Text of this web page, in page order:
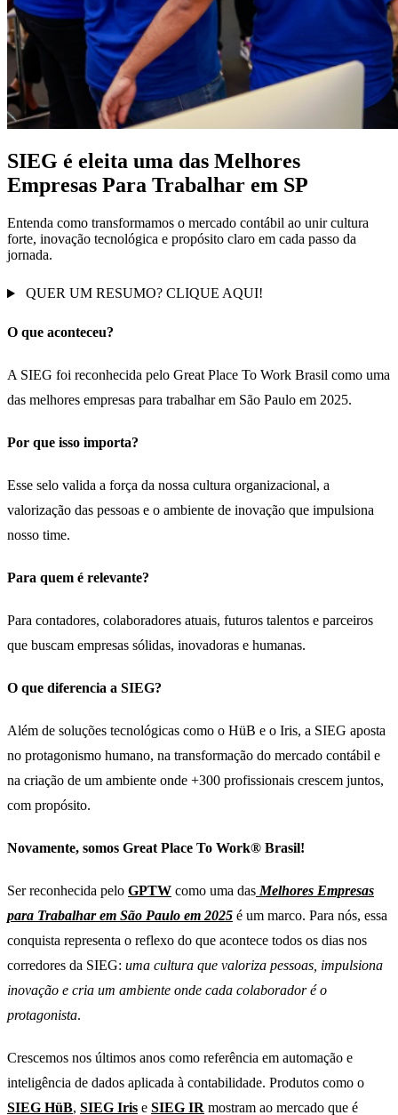
SIEG é eleita uma das Melhores
Empresas Para Trabalhar em SP
Entenda como transformamos o mercado contábil ao unir cultura
forte, inovação tecnológica e propósito claro em cada passo da
jornada.
QUER UM RESUMO? CLIQUE AQUI!
O que aconteceu?
A SIEG foi reconhecida pelo Great Place To Work Brasil como uma
das melhores empresas para trabalhar em São Paulo em 2025.
Por que isso importa?
Esse selo valida a força da nossa cultura organizacional, a
valorização das pessoas e o ambiente de inovação que impulsiona
nosso time.
Para quem é relevante?
Para contadores, colaboradores atuais, futuros talentos e parceiros
que buscam empresas sólidas, inovadoras e humanas.
O que diferencia a SIEG?
Além de soluções tecnológicas como o HüB e o Iris, a SIEG aposta
no protagonismo humano, na transformação do mercado contábil e
na criação de um ambiente onde +300 profissionais crescem juntos,
com propósito.
Novamente, somos Great Place To Work® Brasil!
Ser reconhecida pelo GPTW como uma das Melhores Empresas
para Trabalhar em São Paulo em 2025 é um marco. Para nós, essa
conquista representa o reflexo do que acontece todos os dias nos
corredores da SIEG: uma cultura que valoriza pessoas, impulsiona
inovação e cria um ambiente onde cada colaborador é o
protagonista.
Crescemos nos últimos anos como referência em automação e
inteligência de dados aplicada à contabilidade. Produtos como o
SIEG HüB, SIEG Iris e SIEG IR mostram ao mercado que é